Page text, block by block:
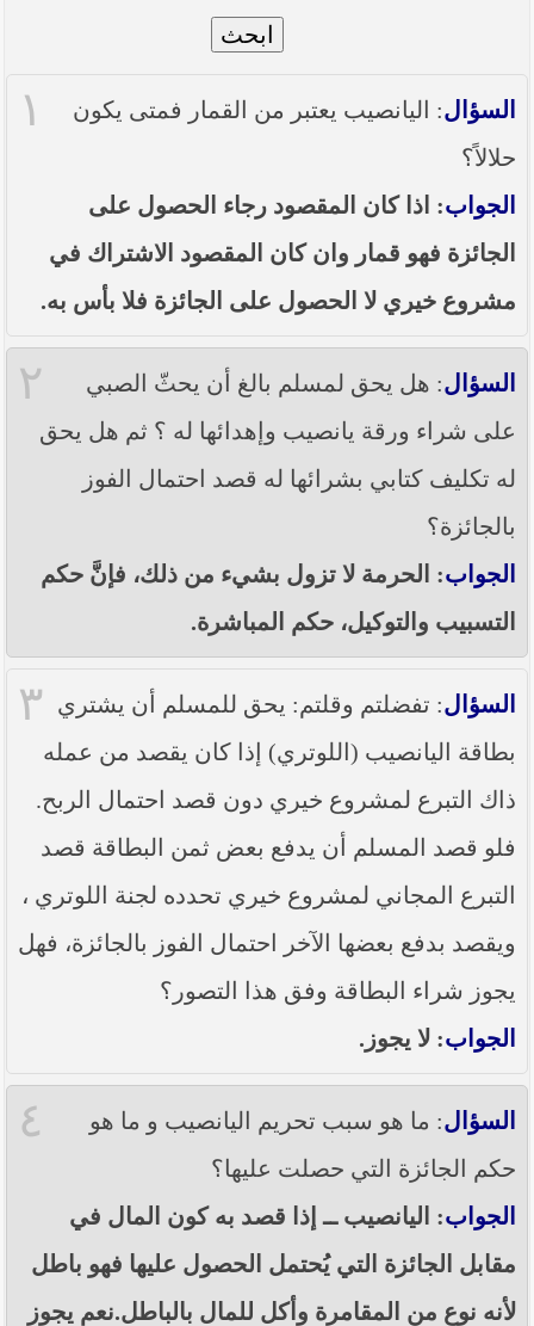
نصّ ما ورد بشأن الأوضاع الراهنة في العراق في خطبة
الجمعة التي ألقاها فضيلة العلاّمة السيد أحمد الصافي
----- تصريح حول الأوضاع الراهنة في العراق
في كربلاء المقدسة فضيلة العلاّمة الشيخ عبد المهدي
) بعد سيطرة (داعش) على مناطق واسعة في محافظتي
نينوى وصلاح الدين وإعلانها أنها تستهدف بقية
المحافظات
بيان صادر من مكتب سماحة السيد السيستاني -دام ظلّه
محافظة نينوى
ابحث
١ السؤال: اليانصيب يعتبر من القمار فمتى يكون
حلالاً؟
الجواب: اذا كان المقصود رجاء الحصول على
الجائزة فهو قمار وان كان المقصود الاشتراك في
مشروع خيري لا الحصول على الجائزة فلا بأس به.
٢ السؤال: هل يحق لمسلم بالغ أن يحثّ الصبي
على شراء ورقة يانصيب وإهدائها له ؟ ثم هل يحق
له تكليف كتابي بشرائها له قصد احتمال الفوز
بالجائزة؟
الجواب: الحرمة لا تزول بشيء من ذلك، فإنَّ حكم
التسبيب والتوكيل، حكم المباشرة.
٣ السؤال: تفضلتم وقلتم: يحق للمسلم أن يشتري
بطاقة اليانصيب (اللوتري) إذا كان يقصد من عمله
ذاك التبرع لمشروع خيري دون قصد احتمال الربح.
فلو قصد المسلم أن يدفع بعض ثمن البطاقة قصد
التبرع المجاني لمشروع خيري تحدده لجنة اللوتري ،
ويقصد بدفع بعضها الآخر احتمال الفوز بالجائزة، فهل
يجوز شراء البطاقة وفق هذا التصور؟
الجواب: لا يجوز.
٤ السؤال: ما هو سبب تحريم اليانصيب و ما هو
حكم الجائزة التي حصلت عليها؟
الجواب: اليانصيب ــ إذا قصد به كون المال في
مقابل الجائزة التي يُحتمل الحصول عليها فهو باطل
لأنه نوع من المقامرة وأكل للمال بالباطل.نعم يجوز